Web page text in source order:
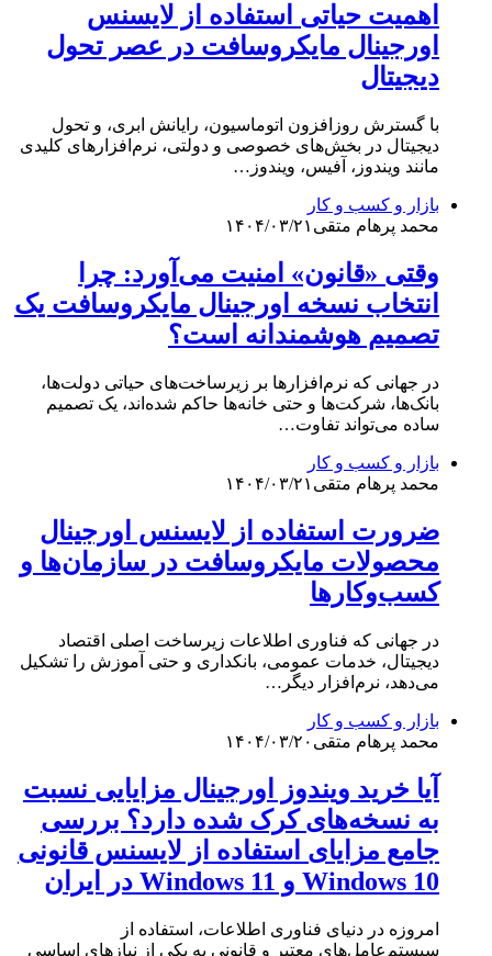
اهمیت حیاتی استفاده از لایسنس
اورجینال مایکروسافت در عصر تحول
دیجیتال
با گسترش روزافزون اتوماسیون، رایانش ابری، و تحول
دیجیتال در بخش‌های خصوصی و دولتی، نرم‌افزارهای کلیدی
مانند ویندوز، آفیس، ویندوز…
بازار و کسب و کار
محمد پرهام متقی ۱۴۰۴/۰۳/۲۱
وقتی «قانون» امنیت می‌آورد: چرا
انتخاب نسخه اورجینال مایکروسافت یک
تصمیم هوشمندانه است؟
در جهانی که نرم‌افزارها بر زیرساخت‌های حیاتی دولت‌ها،
بانک‌ها، شرکت‌ها و حتی خانه‌ها حاکم شده‌اند، یک تصمیم
ساده می‌تواند تفاوت…
بازار و کسب و کار
محمد پرهام متقی ۱۴۰۴/۰۳/۲۱
ضرورت استفاده از لایسنس اورجینال
محصولات مایکروسافت در سازمان‌ها و
کسب‌وکارها
در جهانی که فناوری اطلاعات زیرساخت اصلی اقتصاد
دیجیتال، خدمات عمومی، بانکداری و حتی آموزش را تشکیل
می‌دهد، نرم‌افزار دیگر…
بازار و کسب و کار
محمد پرهام متقی ۱۴۰۴/۰۳/۲۰
آیا خرید ویندوز اورجینال مزایایی نسبت
به نسخه‌های کرک شده دارد؟ بررسی
جامع مزایای استفاده از لایسنس قانونی
Windows 10 و Windows 11 در ایران
امروزه در دنیای فناوری اطلاعات، استفاده از
سیستم‌عامل‌های معتبر و قانونی به یکی از نیازهای اساسی